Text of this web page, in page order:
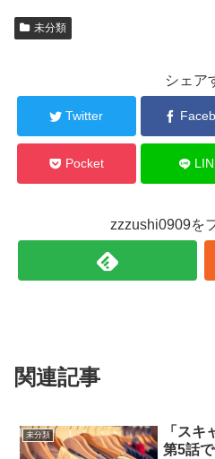
未分類
シェア
Twitter
Pocket
zzzushi0909を
関連記事
未分類
「スキ
第5話